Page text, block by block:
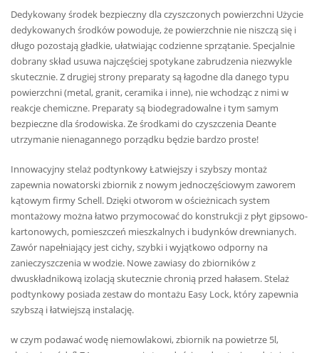
Dedykowany środek bezpieczny dla czyszczonych powierzchni Użycie
dedykowanych środków powoduje, że powierzchnie nie niszczą się i
długo pozostają gładkie, ułatwiając codzienne sprzątanie. Specjalnie
dobrany skład usuwa najczęściej spotykane zabrudzenia niezwykle
skutecznie. Z drugiej strony preparaty są łagodne dla danego typu
powierzchni (metal, granit, ceramika i inne), nie wchodząc z nimi w
reakcje chemiczne. Preparaty są biodegradowalne i tym samym
bezpieczne dla środowiska. Ze środkami do czyszczenia Deante
utrzymanie nienagannego porządku będzie bardzo proste!
Innowacyjny stelaż podtynkowy Łatwiejszy i szybszy montaż
zapewnia nowatorski zbiornik z nowym jednoczęściowym zaworem
kątowym firmy Schell. Dzięki otworom w ościeżnicach system
montażowy można łatwo przymocować do konstrukcji z płyt gipsowo-
kartonowych, pomieszczeń mieszkalnych i budynków drewnianych.
Zawór napełniający jest cichy, szybki i wyjątkowo odporny na
zanieczyszczenia w wodzie. Nowe zawiasy do zbiorników z
dwuskładnikową izolacją skutecznie chronią przed hałasem. Stelaż
podtynkowy posiada zestaw do montażu Easy Lock, który zapewnia
szybszą i łatwiejszą instalację.
w czym podawać wodę niemowlakowi, zbiornik na powietrze 5l,